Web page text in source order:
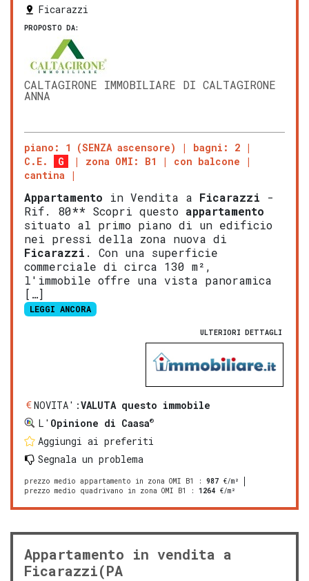
Ficarazzi
PROPOSTO DA:
CALTAGIRONE IMMOBILIARE DI CALTAGIRONE
ANNA
piano: 1 (SENZA ascensore)
bagni: 2
C.E.
G zona OMI: B1
con balcone
cantina
Appartamento in Vendita a Ficarazzi -
Rif. 80** Scopri questo appartamento
situato al primo piano di un edificio
nei pressi della zona nuova di
Ficarazzi . Con una superficie
commerciale di circa 130 m²,
l'immobile offre una vista panoramica
[…]
LEGGI ANCORA
ULTERIORI DETTAGLI
NOVITA':VALUTA questo immobile
L' Opinione di Caasa®
Aggiungi ai preferiti
Segnala un problema
prezzo medio appartamento in zona OMI B1 : 987 €/m²
prezzo medio quadrivano in zona OMI B1
: 1264 €/m²
Appartamento in vendita a
Ficarazzi(PA